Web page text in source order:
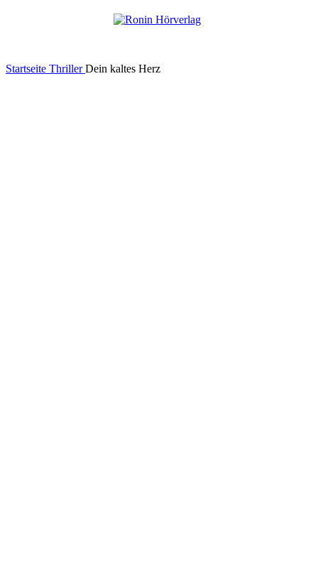
Startseite ThrillerDein kaltes Herz